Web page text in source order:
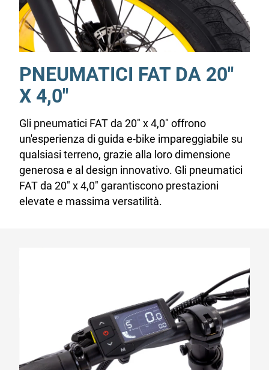
PNEUMATICI FAT DA 20"
X 4,0"
Gli pneumatici FAT da 20" x 4,0" offrono
un'esperienza di guida e-bike impareggiabile su
qualsiasi terreno, grazie alla loro dimensione
generosa e al design innovativo. Gli pneumatici
FAT da 20" x 4,0" garantiscono prestazioni
elevate e massima versatilità.